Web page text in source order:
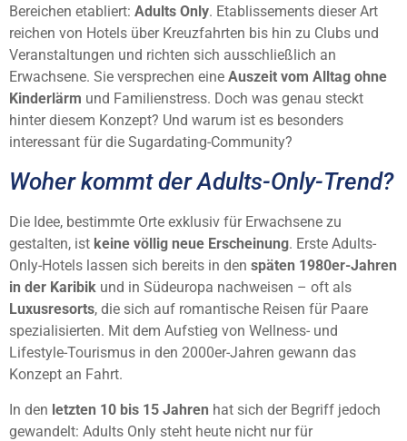
Bereichen etabliert: Adults Only. Etablissements dieser Art
reichen von Hotels über Kreuzfahrten bis hin zu Clubs und
Veranstaltungen und richten sich ausschließlich an
Erwachsene. Sie versprechen eine Auszeit vom Alltag ohne
Kinderlärm und Familienstress. Doch was genau steckt
hinter diesem Konzept? Und warum ist es besonders
interessant für die Sugardating-Community?
Woher kommt der Adults-Only-Trend?
Die Idee, bestimmte Orte exklusiv für Erwachsene zu
gestalten, ist keine völlig neue Erscheinung. Erste Adults-
Only-Hotels lassen sich bereits in den späten 1980er-Jahren
in der Karibik und in Südeuropa nachweisen – oft als
Luxusresorts, die sich auf romantische Reisen für Paare
spezialisierten. Mit dem Aufstieg von Wellness- und
Lifestyle-Tourismus in den 2000er-Jahren gewann das
Konzept an Fahrt.
In den letzten 10 bis 15 Jahren hat sich der Begriff jedoch
gewandelt: Adults Only steht heute nicht nur für